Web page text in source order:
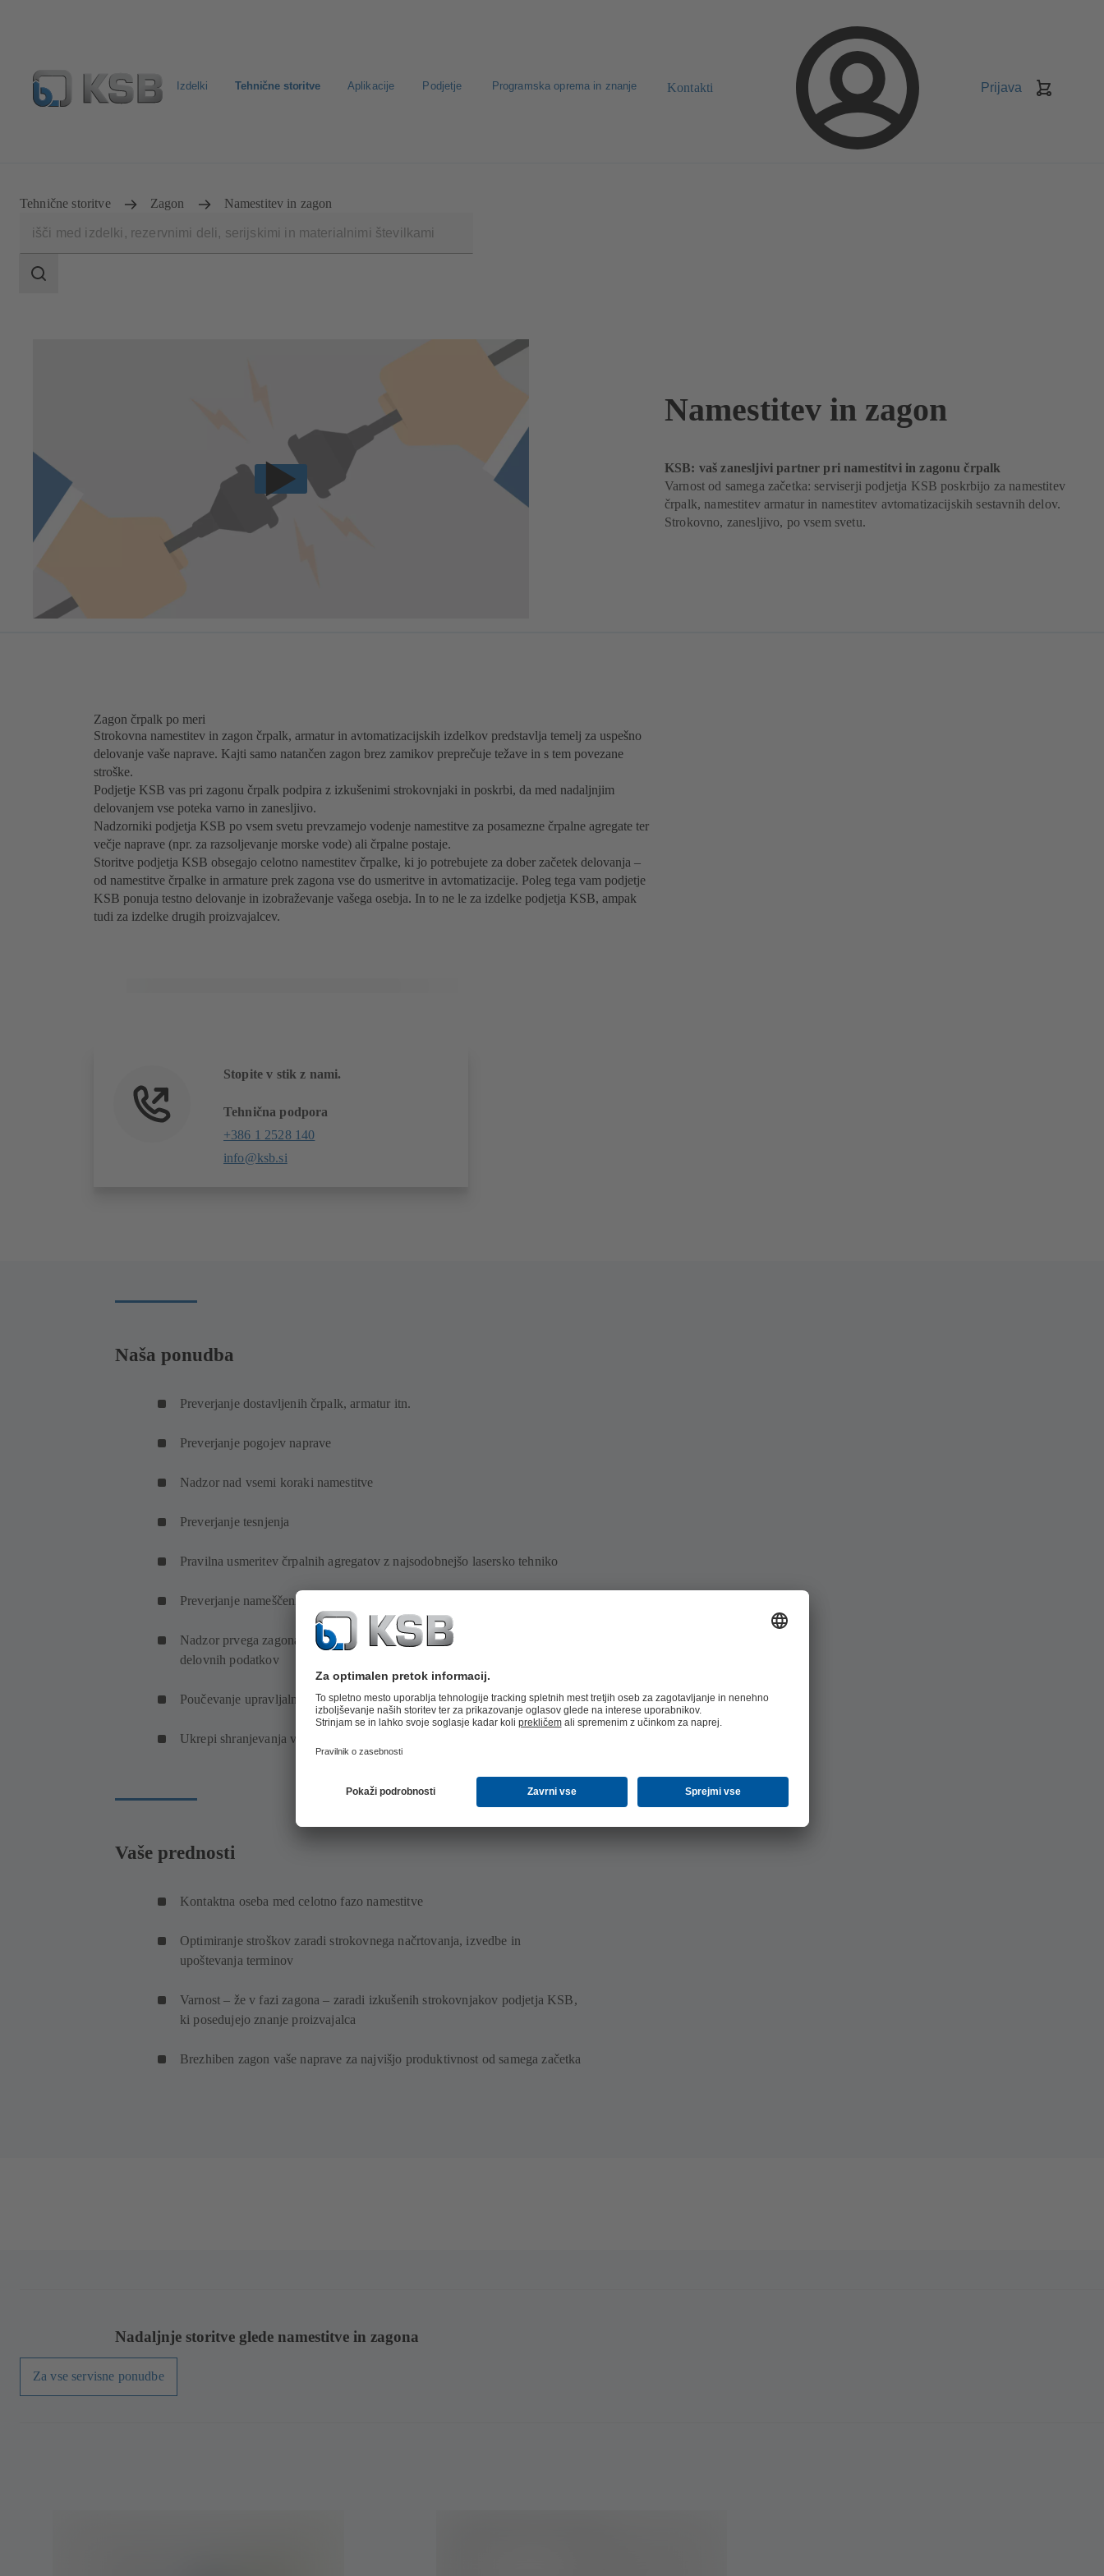
Izdelki Tehnične storitve Aplikacije Podjetje Programska oprema in znanje Kontakti Prijava
Tehnične storitve Zagon Namestitev in zagon
iskanja
področje
Namestitev in zagon
KSB: vaš zanesljivi partner pri namestitvi in zagonu črpalk
Varnost od samega začetka: serviserji podjetja KSB poskrbijo za namestitev
črpalk, namestitev armatur in namestitev avtomatizacijskih sestavnih delov.
Strokovno, zanesljivo, po vsem svetu.
Zagon črpalk po meri
Strokovna namestitev in zagon črpalk, armatur in avtomatizacijskih izdelkov predstavlja temelj za uspešno
delovanje vaše naprave. Kajti samo natančen zagon brez zamikov preprečuje težave in s tem povezane
stroške.
Podjetje KSB vas pri zagonu črpalk podpira z izkušenimi strokovnjaki in poskrbi, da med nadaljnjim
delovanjem vse poteka varno in zanesljivo.
Nadzorniki podjetja KSB po vsem svetu prevzamejo vodenje namestitve za posamezne črpalne agregate ter
večje naprave (npr. za razsoljevanje morske vode) ali črpalne postaje.
Storitve podjetja KSB obsegajo celotno namestitev črpalke, ki jo potrebujete za dober začetek delovanja –
od namestitve črpalke in armature prek zagona vse do usmeritve in avtomatizacije. Poleg tega vam podjetje
KSB ponuja testno delovanje in izobraževanje vašega osebja. In to ne le za izdelke podjetja KSB, ampak
tudi za izdelke drugih proizvajalcev.
Stopite v stik z nami.
Tehnična podpora
+386 1 2528 140
info@ksb.si
Naša ponudba
Preverjanje dostavljenih črpalk, armatur itn.
Preverjanje pogojev naprave
Nadzor nad vsemi koraki namestitve
Preverjanje tesnjenja
Pravilna usmeritev črpalnih agregatov z najsodobnejšo lasersko tehniko
Preverjanje nameščenih merilnih naprav
Nadzor prvega zagona, testno in poskusno delovanje z dokumentiranjem
delovnih podatkov
Poučevanje upravljalnega osebja
Ukrepi shranjevanja v primeru zakasnitve zagona
Vaše prednosti
Kontaktna oseba med celotno fazo namestitve
Optimiranje stroškov zaradi strokovnega načrtovanja, izvedbe in
upoštevanja terminov
Varnost – že v fazi zagona – zaradi izkušenih strokovnjakov podjetja KSB,
ki posedujejo znanje proizvajalca
Brezhiben zagon vaše naprave za najvišjo produktivnost od samega začetka
Nadaljnje storitve glede namestitve in zagona
Za vse servisne ponudbe